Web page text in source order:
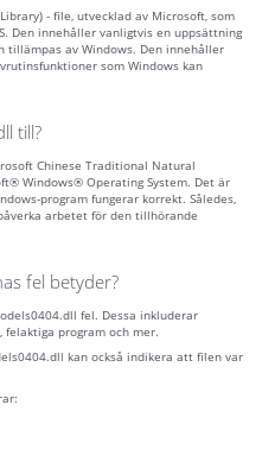
- file, utvecklad av Microsoft, som
Den innehåller vanligtvis en uppsättning
tillämpas av Windows. Den innehåller
som Windows kan
till?
Chinese Traditional Natural
Windows® Operating System. Det är
program fungerar korrekt. Således,
arbetet för den tillhörande
fel betyder?
fel. Dessa inkluderar
felaktiga program och mer.
kan också indikera att filen var